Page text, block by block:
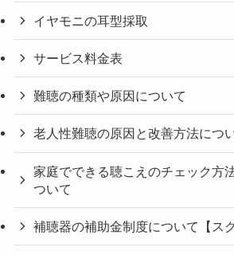
イヤモニの耳型採取
サービス料金表
難聴の種類や原因について
老人性難聴の原因と改善方法につ
家庭でできる聴こえのチェック方
ついて
補聴器の補助金制度について【ス